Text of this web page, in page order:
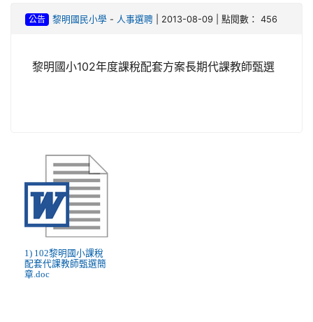
公告 黎明國民小學- 人事選聘| 2013-08-09 | 點閱數： 456
黎明國小102年度課稅配套方案長期代課教師甄選
1) 102黎明國小課稅
配套代課教師甄選簡
章.doc